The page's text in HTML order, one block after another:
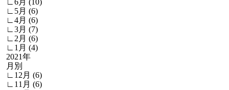
∟6月 (10)
∟5月 (6)
∟4月 (6)
∟3月 (7)
∟2月 (6)
∟1月 (4)
2021年
月別
∟12月 (6)
∟11月 (6)